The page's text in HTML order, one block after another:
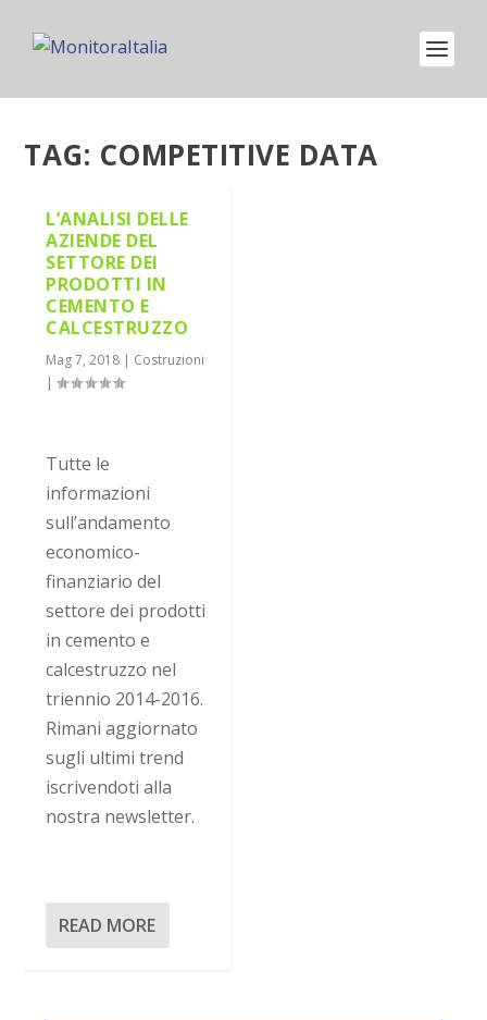
TAG: COMPETITIVE DATA
L’ANALISI DELLE
AZIENDE DEL
SETTORE DEI
PRODOTTI IN
CEMENTO E
CALCESTRUZZO
Mag 7, 2018 | Costruzioni
|
Tutte le
informazioni
sull’andamento
economico-
finanziario del
settore dei prodotti
in cemento e
calcestruzzo nel
triennio 2014-2016.
Rimani aggiornato
sugli ultimi trend
iscrivendoti alla
nostra newsletter.
READ MORE